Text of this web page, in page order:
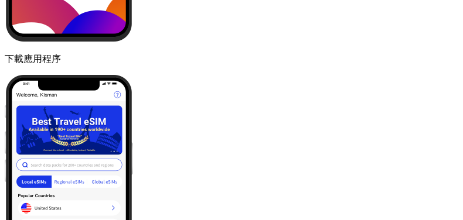
下載應用程序